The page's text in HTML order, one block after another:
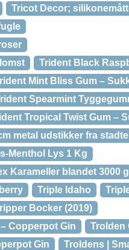
Tricot Decor;
Trident Black
Mint Bliss Gum –
Spearmint
Tropical Twist Gum –
metal udstikker fra
Menthol Lys 1 Kg
Karameller blandet 3000 g
Triple Idaho
Bocker (2019)
Copperpot Gin
Trolden
Gin
Troldens |